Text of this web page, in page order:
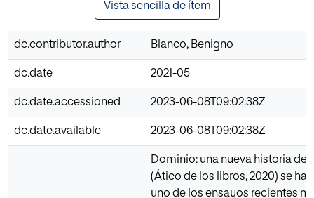
Vista sencilla de ítem
dc.contributor.author Blanco, Benigno
dc.date 2021-05
dc.date.accessioned 2023-06-08T09:02:38Z
dc.date.available 2023-06-08T09:02:38Z
Dominio: una nueva historia
(Ático de los libros, 2020) se ha
uno de los ensayos recientes